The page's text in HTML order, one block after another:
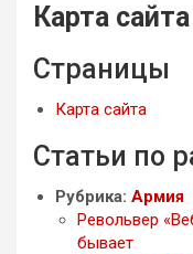
Карта сайта
Страницы
Карта сайта
Статьи по
Рубрика: Армия
Револьвер
бывает